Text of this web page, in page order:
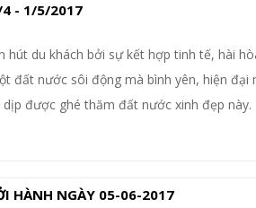
4 - 1/5/2017
hút du khách bởi sự kết hợp tinh tế, hài
đất nước sôi động mà bình yên, hiện đại
được ghé thăm đất nước xinh đẹp này.
HÀNH NGÀY 05-06-2017